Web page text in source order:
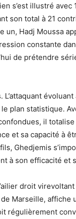
s’est illustré avec
son total à 21
un, Hadj Moussa
constante
de prétendre
plan statistique.
il
et sa capacité à
Ghedjemis
à son efficacité et
droit virevoltant
Marseille, affiche
régulièrement